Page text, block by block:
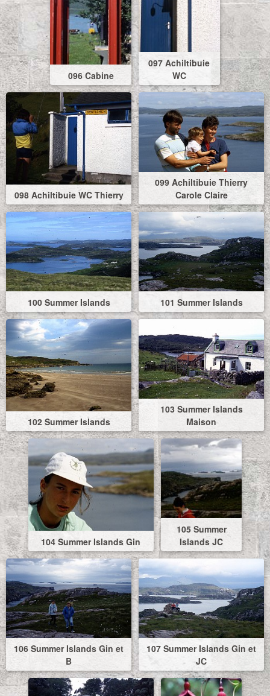
096 Cabine
097 Achiltibuie
WC
098 Achiltibuie WC Thierry
099 Achiltibuie Thierry
Carole Claire
100 Summer Islands 101 Summer Islands
102 Summer Islands
103 Summer Islands
Maison
104 Summer Islands Gin
105 Summer
Islands JC
106 Summer Islands Gin et
B
107 Summer Islands Gin et
JC